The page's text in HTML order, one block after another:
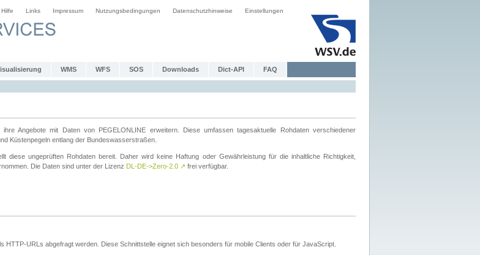
Hilfe Links Impressum Nutzungsbedingungen Datenschutzhinweise Einstellungen
WMS WFS SOS Downloads Dict-API FAQ
Angebote mit Daten von PEGELONLINE erweitern. Diese umfassen tagesaktuelle Rohdaten verschiedener
Küstenpegeln entlang der Bundeswasserstraßen.
diese ungeprüften Rohdaten bereit. Daher wird keine Haftung oder Gewährleistung für die inhaltliche Richtigkeit,
Die Daten sind unter der Lizenz DL-DE->Zero-2.0 ↗ frei verfügbar.
HTTP-URLs abgefragt werden. Diese Schnittstelle eignet sich besonders für mobile Clients oder für JavaScript.